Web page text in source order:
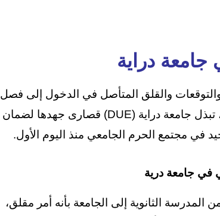
جامعة دراية
والتوقعات والقلق المتأصل في الدخول إلى فصل
جديد من الحياة. إدراكًا لأهمية هذه المرحلة الانتقالية، تبذل جامعة دراية (DUE) قصارى جهدها لضمان
في مجتمع الحرم الجامعي منذ اليوم الأول.
في جامعة درية
المدرسة الثانوية إلى الجامعة بأنه أمر مقلق،